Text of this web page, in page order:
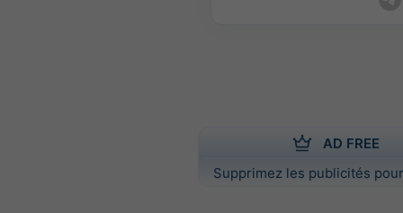
AD FREE
Supprimez les publicités